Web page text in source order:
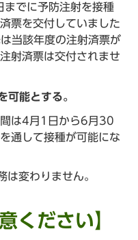
でに予防注射を接種
票を交付していました
当該年度の注射済票が
射済票は交付されませ
可能とする。
は4月1日から6月30
通して接種が可能にな
は変わりません。
ください】